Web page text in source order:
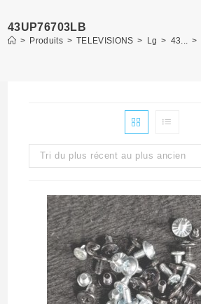
43UP76703LB
> Produits > TELEVISIONS > Lg > 43... >
Tri du plus récent au plus ancien